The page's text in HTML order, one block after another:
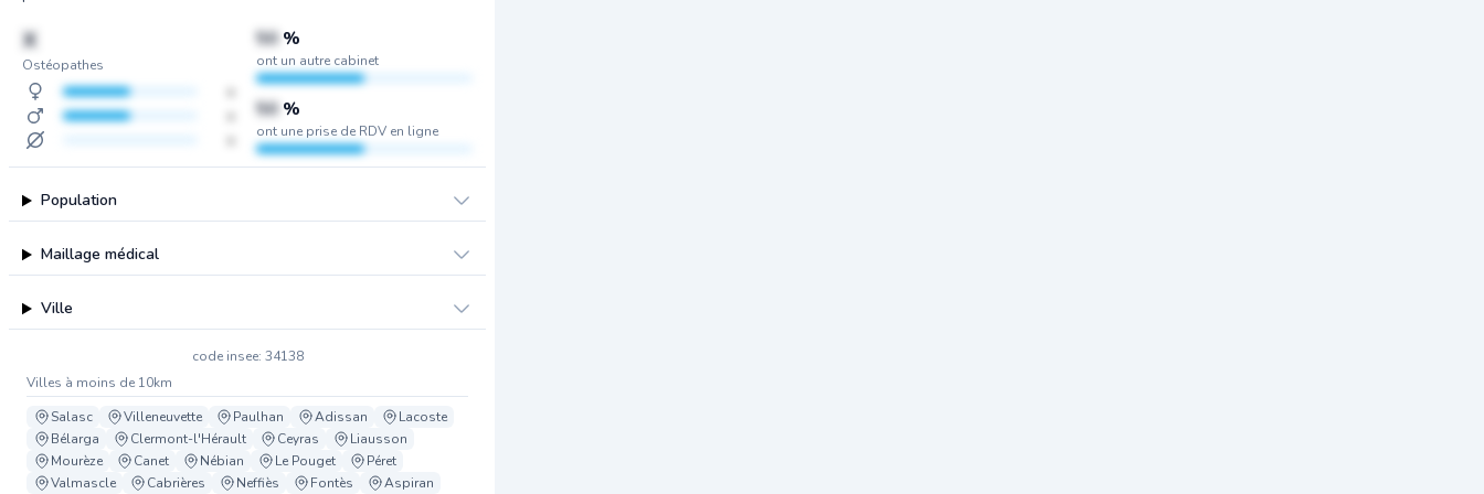
X
Ostéopathes
50 %
ont un autre cabinet
50 %
ont une prise de RDV en ligne
Population
Maillage médical
Ville
code insee: 34138
Villes à moins de 10km
Salasc
Villeneuvette Paulhan Adissan
Lacoste
Bélarga
Clermont-l'Hérault Ceyras
Liausson
Mourèze
Canet Nébian Le Pouget
Péret
Valmascle
Cabrières Neffiès Fontès Aspiran